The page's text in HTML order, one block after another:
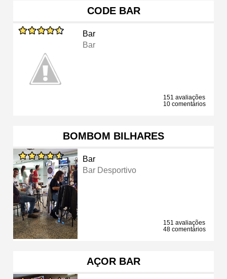
CODE BAR
Bar
Bar
151 avaliações
10 comentários
BOMBOM BILHARES
Bar
Bar Desportivo
151 avaliações
48 comentários
AÇOR BAR